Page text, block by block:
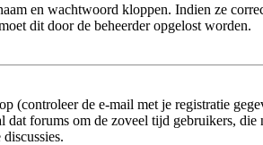
en wachtwoord kloppen. Indien ze
dit door de beheerder opgelost worden.
de e-mail met je registratie
forums om de zoveel tijd gebruikers,